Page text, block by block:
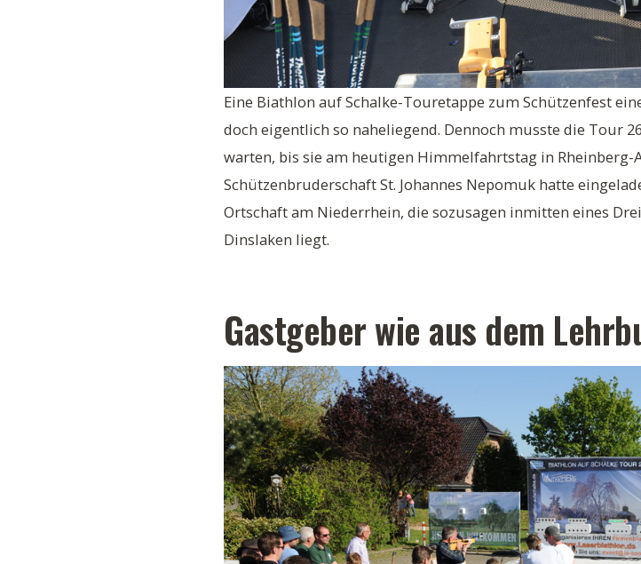
Eine Biathlon auf Schalke-Touretappe zum Schützenfest
doch eigentlich so naheliegend. Dennoch musste die Tour
warten, bis sie am heutigen Himmelfahrtstag in Rheinberg-
Schützenbruderschaft St. Johannes Nepomuk hatte
Ortschaft am Niederrhein, die sozusagen inmitten eines
Dinslaken liegt.
Gastgeber wie aus dem